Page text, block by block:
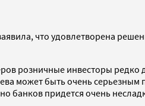
что удовлетворена
розничные инвесторы редко
может быть очень серьезным
банков придется очень